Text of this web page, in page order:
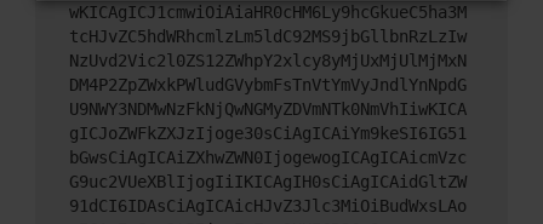
wKICAgICJ1cmwiOiAiaHR0cHM6Ly9hcGkueC5ha3M
tcHJvZC5hdWRhcmlzLm5ldC92MS9jbGllbnRzLzIw
NzUvd2Vic2l0ZS12ZWhpY2xlcy8yMjUxMjUlMjMxN
DM4P2ZpZWxkPWludGVybmFsTnVtYmVyJndlYnNpdG
U9NWY3NDMwNzFkNjQwNGMyZDVmNTk0NmVhIiwKICA
gICJoZWFkZXJzIjoge30sCiAgICAiYm9keSI6IG51
bGwsCiAgICAiZXhwZWN0IjogewogICAgICAicmVzc
G9uc2VUeXBlIjogIiIKICAgIH0sCiAgICAidGltZW
91dCI6IDAsCiAgICAicHJvZ3Jlc3MiOiBudWxsLAo